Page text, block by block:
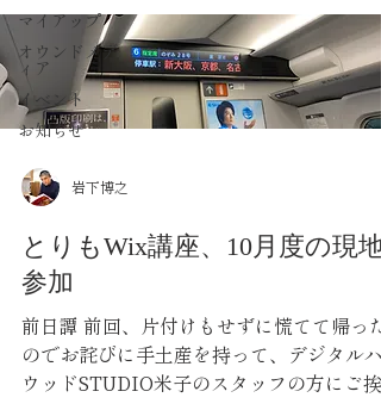
マイアップ
オウンドメデ
ィア
イベント
お知らせ
ます。2024年...
岩下博之
とりもWix講座、10月度の現地
参加
前日譚 前回、片付けもせずに慌てて帰った
のでお詫びに手土産を持って、デジタルハ
ウッドSTUDIO米子のスタッフの方にご挨